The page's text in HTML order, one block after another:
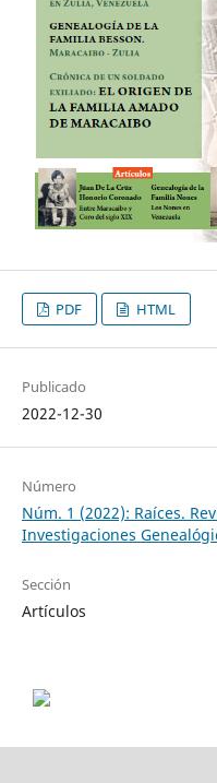
PDF HTML
Publicado
2022-12-30
Número
Núm. 1 (2022): Raíces.
Investigaciones
Sección
Artículos